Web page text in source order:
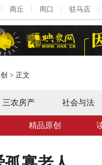
商丘 周口 驻马店
> 正文
三农房产 社会与法
精品原创